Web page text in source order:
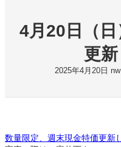
4月20日（
更
2025年4月20日
数量限定、週末現金特価更新